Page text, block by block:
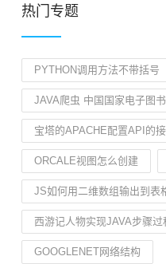
热门专题
PYTHON调用方法不带括号
JAVA爬虫 中国国家电子图
宝塔的APACHE配置API的
ORCALE视图怎么创建
JS如何用二维数组输出到表
西游记人物实现JAVA步骤过
GOOGLENET网络结构